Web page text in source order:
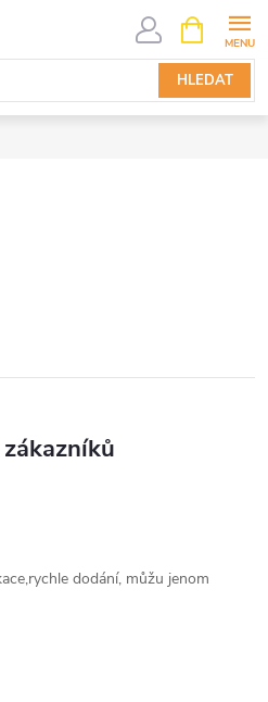
HLEDAT
NÁKUPNÍ
KOŠÍK
dodání, můžu jenom